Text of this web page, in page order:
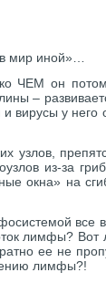
мир иной»…
ЧЕМ он
–
у него
из-за
окна» на
все
лимфы? Вот
ее не
лимфы?!